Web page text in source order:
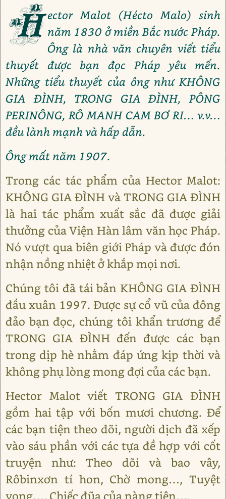
H ector Malot (Hécto Malo) sinh
năm 1830 ở miền Bắc nước Pháp.
Ông là nhà văn chuyên viết tiểu
thuyết được bạn đọc Pháp yêu mến.
Những tiểu thuyết của ông như KHÔNG
GIA ĐÌNH, TRONG GIA ĐÌNH, PÔNG
PERINÔNG, RÔ MANH CAM BƠ RI… v.v…
đều lành mạnh và hấp dẫn.
Ông mất năm 1907.
Trong các tác phẩm của Hector Malot:
KHÔNG GIA ĐÌNH và TRONG GIA ĐÌNH
là hai tác phẩm xuất sắc đã được giải
thưởng của Viện Hàn lâm văn học Pháp.
Nó vượt qua biên giới Pháp và được đón
nhận nồng nhiệt ở khắp mọi nơi.
Chúng tôi đã tái bản KHÔNG GIA ĐÌNH
đầu xuân 1997. Được sự cổ vũ của đông
đảo bạn đọc, chúng tôi khẩn trương để
TRONG GIA ĐÌNH đến được các bạn
trong dịp hè nhằm đáp ứng kịp thời và
không phụ lòng mong đợi của các bạn.
Hector Malot viết TRONG GIA ĐÌNH
gồm hai tập với bốn mươi chương. Để
các bạn tiện theo dõi, người dịch đã xếp
vào sáu phần với các tựa đề hợp với cốt
truyện như: Theo dõi và bao vây,
Rôbinxơn tí hon, Chờ mong…, Tuyệt
vọng…, Chiếc đũa của nàng tiên….